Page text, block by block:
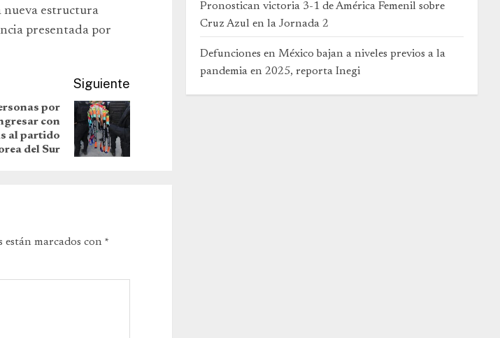
nueva estructura
presentada por
Siguiente
por
con
al partido
del Sur
están marcados con *
Pronostican victoria 3-1 de América Femenil sobre
Cruz Azul en la Jornada 2
Defunciones en México bajan a niveles previos a la
pandemia en 2025, reporta Inegi